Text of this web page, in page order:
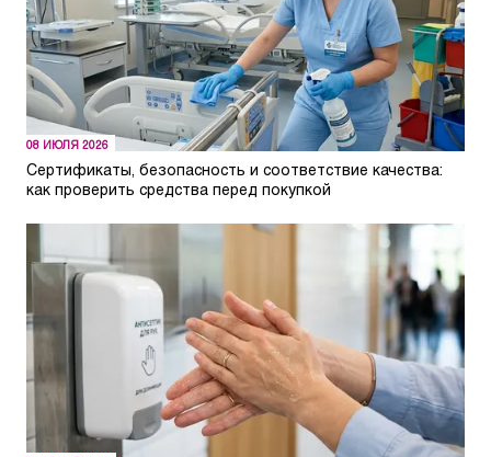
08 ИЮЛЯ 2026
Сертификаты, безопасность и соответствие качества:
как проверить средства перед покупкой